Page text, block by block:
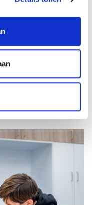
zijn sterk in
teksten die
van
om te
en alles goed op te
keer op kunt